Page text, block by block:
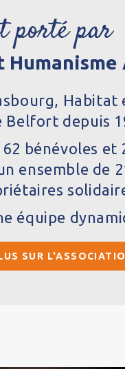
porté par
Habitat
depuis
62 bénévoles
ensemble de
équipe
SUR